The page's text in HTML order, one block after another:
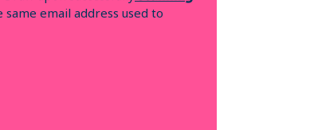
email address used to